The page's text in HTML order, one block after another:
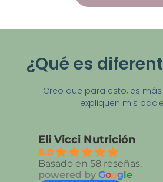
¿Qué es
Creo que para esto, es
expliquen mis
Eli Vicci Nutrición
5.0
Basado en 58 reseñas.
powered by Google